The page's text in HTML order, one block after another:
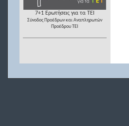
7+1 Ερωτήσεις για τα ΤΕΙ
Σύνοδος Προέδρων και Αναπληρωτών
Προέδρου ΤΕΙ